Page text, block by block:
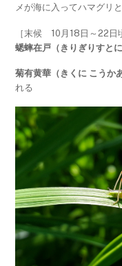
メが海に入ってハマグリ
［末候 10月18日～22日
蟋蟀在戸（きりぎりすと
菊有黄華（きくに こうか
れる